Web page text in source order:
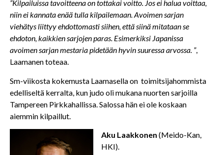
”Kilpailuissa tavoitteena on tottakai voitto. Jos ei halua voittaa,
niin ei kannata enää tulla kilpailemaan. Avoimen sarjan
viehätys liittyy ehdottomasti siihen, että siinä mitataan se
ehdoton, kaikkien sarjojen paras. Esimerkiksi Japanissa
avoimen sarjan mestaria pidetään hyvin suuressa arvossa. ”,
Laamanen toteaa.
Sm-viikosta kokemusta Laamasella on toimitsijahommista
edelliseltä kerralta, kun judo oli mukana nuorten sarjoilla
Tampereen Pirkkahallissa. Salossa hän ei ole koskaan
aiemmin kilpaillut.
Aku Laakkonen (Meido-Kan,
HKI).